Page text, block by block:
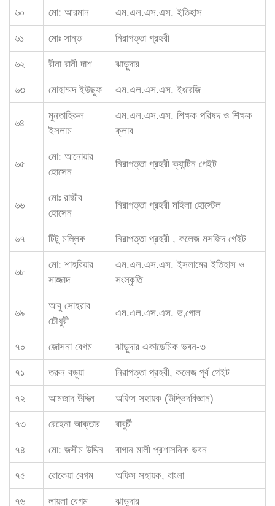
৬০ মো: আরমান এম.এল.এস.এস. ইতিহাস
৬১ মোঃ সান্ত নিরাপত্তা প্রহরী
৬২ রীনা রানী দাশ ঝাড়ুদার
৬৩ মোহাম্মদ ইউছুফ এম.এল.এস.এস. ইংরেজি
৬৪
মুনতাহিরুল
ইসলাম
এম.এল.এস.এস. শিক্ষক পরিষদ ও শিক্ষক
ক্লাব
৬৫
মো: আনোয়ার
হোসেন
নিরাপত্তা প্রহরী ক্যান্টিন গেইট
৬৬
মোঃ রাজীব
হোসেন
নিরাপত্তা প্রহরী মহিলা হোস্টেল
৬৭ টিটু মল্লিক নিরাপত্তা প্রহরী , কলেজ মসজিদ গেইট
৬৮
মো: শাহরিয়ার
সাজ্জাদ
এম.এল.এস.এস. ইসলামের ইতিহাস ও
সংস্কৃতি
৬৯
আবু সোহরাব
চৌধুরী
এম.এল.এস.এস. ভ‚গোল
৭০ জোসনা বেগম ঝাড়ুদার একাডেমিক ভবন-৩
৭১ তরুন বড়ুয়া নিরাপত্তা প্রহরী, কলেজ পূর্ব গেইট
৭২ আমজাদ উদ্দিন অফিস সহায়ক (উদ্ভিদবিজ্ঞান)
৭৩ রেহেনা আক্তার বাবুর্চী
৭৪ মো: জসীম উদ্দিন বাগান মালী প্রশাসনিক ভবন
৭৫ রোকেয়া বেগম অফিস সহায়ক, বাংলা
৭৬ লায়লা বেগম ঝাড়ুদার